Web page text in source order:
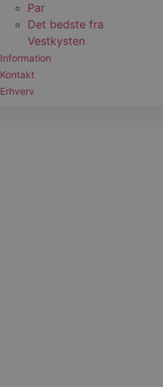
Par
Det bedste fra
Vestkysten
Information
Kontakt
Erhverv